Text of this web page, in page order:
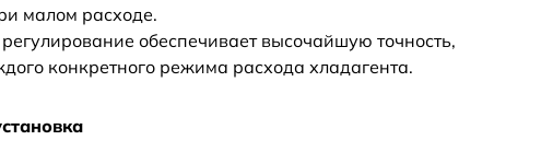
малом расходе.
обеспечивает высочайшую точность,
конкретного режима расхода хладагента.